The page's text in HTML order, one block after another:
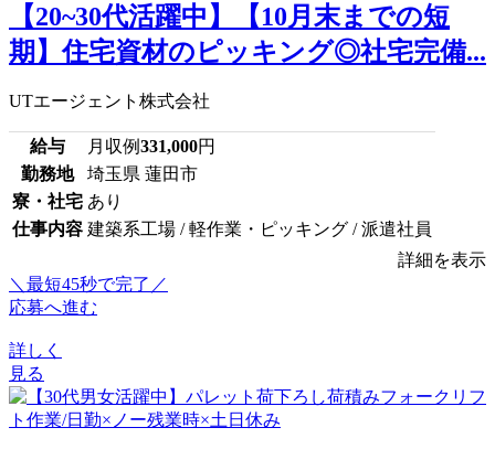
【20~30代活躍中】【10月末までの短
期】住宅資材のピッキング◎社宅完備...
UTエージェント株式会社
給与 月収例331,000円
勤務地
埼玉県 蓮田市
寮・社宅 あり
仕事内容 建築系工場 / 軽作業・ピッキング / 派遣社員
詳細を表示
＼最短45秒で完了／
応募へ進む
詳しく
見る